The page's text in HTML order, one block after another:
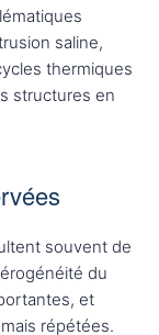
saline,
thermiques
structures en
souvent de
du
et
répétées.